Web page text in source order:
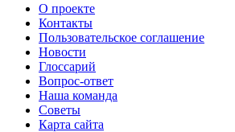
О проекте
Контакты
Пользовательское соглашение
Новости
Глоссарий
Вопрос-ответ
Наша команда
Советы
Карта сайта